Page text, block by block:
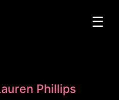
☰
Phillips